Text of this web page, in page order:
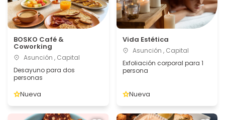
BOSKO Café &
Coworking
Asunción , Capital
Desayuno para dos
personas
Nueva
Vida Estética
Asunción , Capital
Exfoliación corporal para 1
persona
Nueva